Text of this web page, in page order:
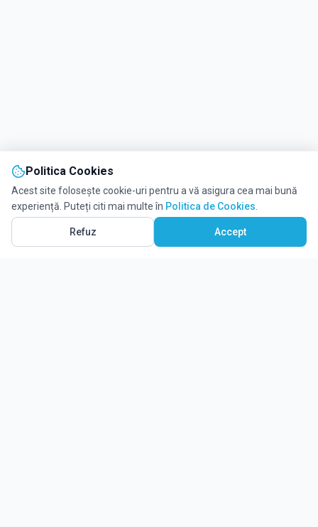
Politica Cookies
Acest site folosește cookie-uri pentru a vă asigura cea mai bună
experiență. Puteți citi mai multe în Politica de Cookies
Refuz Accept